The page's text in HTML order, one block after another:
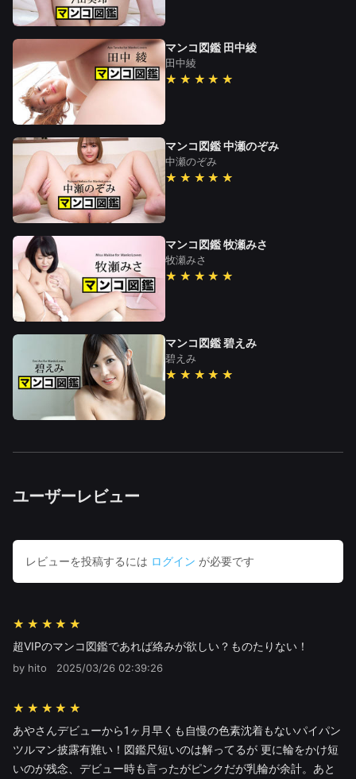
マンコ図鑑 田中綾
田中綾
★★★★★
マンコ図鑑 中瀬のぞみ
中瀬のぞみ
★★★★★
マンコ図鑑 牧瀬みさ
牧瀬みさ
★★★★★
マンコ図鑑 碧えみ
碧えみ
★★★★★
ユーザーレビュー
レビューを投稿するには ログイン が必要です
★★★★★
超VIPのマンコ図鑑であれば絡みが欲しい？ものたりない！
by hito 2025/03/26 02:39:26
★★★★★
あやさんデビューから1ヶ月早くも自慢の色素沈着もないパイパン
ツルマン披露有難い！図鑑尺短いのは解ってるが 更に輪をかけ短
いのが残念、デビュー時も言ったがピンクだが乳輪が余計。あと